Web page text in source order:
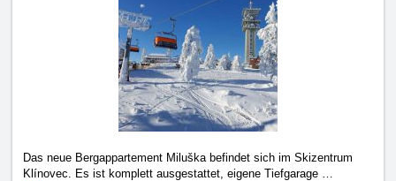
Das neue Bergappartement Miluška befindet sich im Skizentrum
Klínovec. Es ist komplett ausgestattet, eigene Tiefgarage …